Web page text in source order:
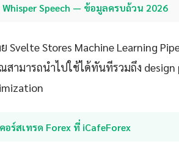
Whisper Speech — ข้อมูลครบถ้วน 2026
Svelte Stores Machine Learning
สามารถนำไปใช้ได้ทันทีรวมถึง
คอร์สเทรด Forex ที่ iCafeForex